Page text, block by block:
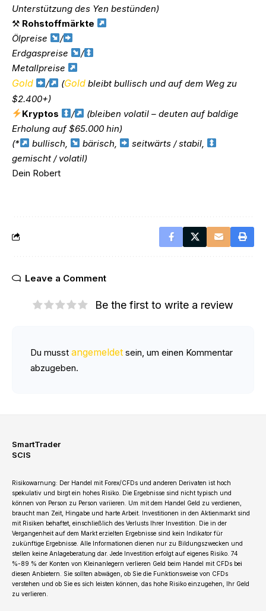
Unterstützung des Yen bestünden)
⚒ Rohstoffmärkte
Ölpreise
/
Erdgaspreise
/
Metallpreise
Gold / (Gold bleibt bullisch und auf dem Weg zu
$2.400+)
Kryptos
/
(bleiben volatil – deuten auf baldige
Erholung auf $65.000 hin)
(*
bullisch, bärisch,
seitwärts / stabil,
gemischt / volatil)
Dein Robert
Leave a Comment
Be the first to write a review
Du musst angemeldet sein, um einen Kommentar
abzugeben.
SmartTrader
SCIS
Risikowarnung: Der Handel mit Forex/CFDs und anderen Derivaten ist hoch
spekulativ und birgt ein hohes Risiko. Die Ergebnisse sind nicht typisch und
können von Person zu Person variieren. Um mit dem Handel Geld zu verdienen,
braucht man Zeit, Hingabe und harte Arbeit. Investitionen in den Aktienmarkt sind
mit Risiken behaftet, einschließlich des Verlusts Ihrer Investition. Die in der
Vergangenheit auf dem Markt erzielten Ergebnisse sind kein Indikator für
zukünftige Ergebnisse. Alle Informationen dienen nur zu Bildungszwecken und
stellen keine Anlageberatung dar. Jede Investition erfolgt auf eigenes Risiko. 74
%-89 % der Konten von Kleinanlegern verlieren Geld beim Handel mit CFDs bei
diesen Anbietern. Sie sollten abwägen, ob Sie die Funktionsweise von CFDs
verstehen und ob Sie es sich leisten können, das hohe Risiko einzugehen, Ihr Geld
zu verlieren.